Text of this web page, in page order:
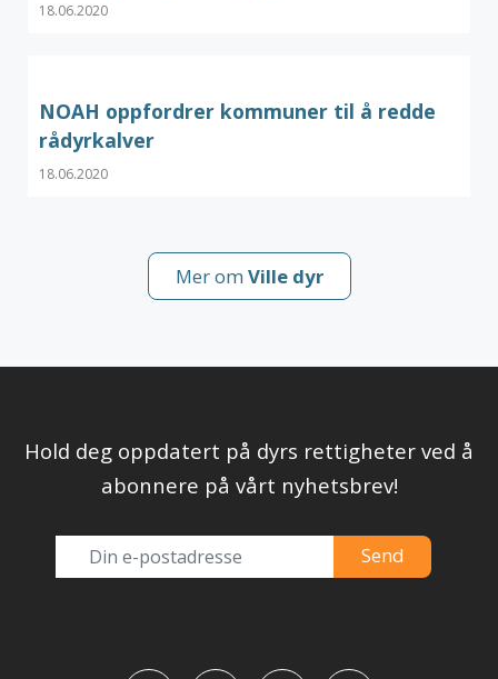
18.06.2020
NOAH oppfordrer kommuner til å redde
rådyrkalver
18.06.2020
Mer om Ville dyr
Hold deg oppdatert på dyrs rettigheter ved å
abonnere på vårt nyhetsbrev!